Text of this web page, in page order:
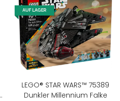
AUF LAGER
LEGO® STAR WARS™ 75389
Dunkler Millennium Falke